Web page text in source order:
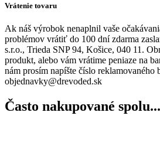
Vrátenie tovaru
Ak náš výrobok nenaplnil vaše
problémov vrátiť do 100 dní zdarma
s.r.o., Trieda SNP 94, Košice, 040 11.
produkt, alebo vám vrátime peniaze na
nám prosím napíšte číslo reklamovaného
objednavky@drevoded.sk
Často nakupované spolu...